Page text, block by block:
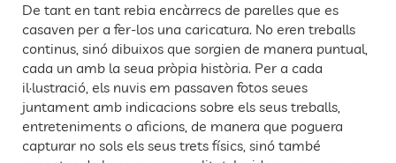
De tant en tant rebia encàrrecs de parelles que es
casaven per a fer-los una caricatura. No eren treballs
continus, sinó dibuixos que sorgien de manera puntual,
cada un amb la seua pròpia història. Per a cada
il·lustració, els nuvis em passaven fotos seues
juntament amb indicacions sobre els seus treballs,
entreteniments o aficions, de manera que poguera
capturar no sols els seus trets físics, sinó també